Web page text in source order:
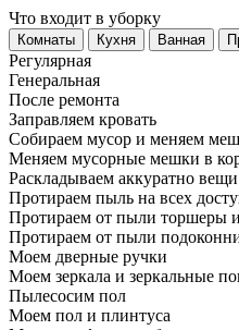
Что входит в уборку
Регу­лярная
Гене­ральная
После ремонта
Заправляем кровать
Собираем мусор и меняем
Меняем мусорные мешки в
Раскладываем аккуратно вещи
Протираем пыль на всех
Протираем от пыли торшеры
Протираем от пыли
Моем дверные ручки
Моем зеркала и зеркальные
Пылесосим пол
Моем пол и плинтуса